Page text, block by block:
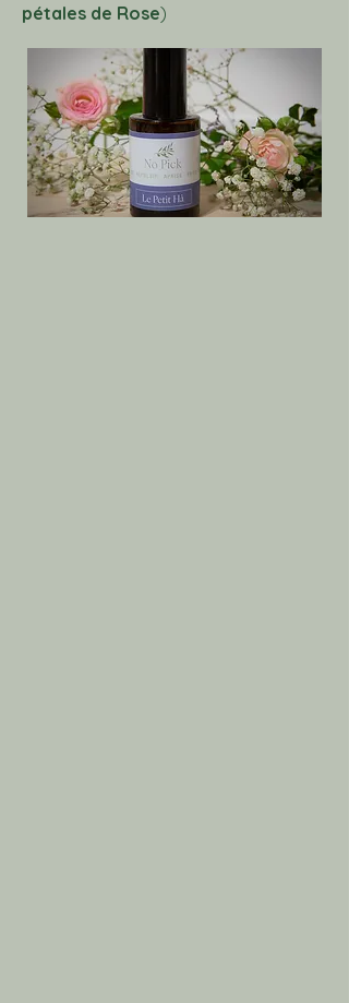
pétales de Rose)